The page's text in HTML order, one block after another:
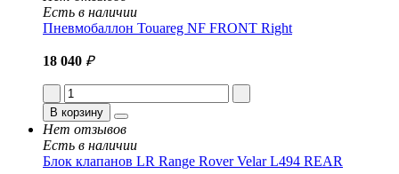
Есть в наличии
Пневмобаллон Touareg NF FRONT Right
18 040 ₽
В корзину
Нет отзывов
Есть в наличии
Блок клапанов LR Range Rover Velar L494 REAR